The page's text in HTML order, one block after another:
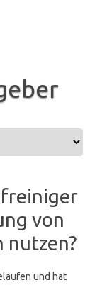
von
nutzen?
und hat